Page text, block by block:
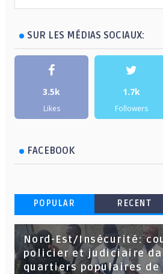
SUR LES MÉDIAS SOCIAUX:
3.5k
Likes
1.7k
Followers
FACEBOOK
POPULAR RECENT
Nord-Est/Insécurité:
policier et judiciaire
quartiers populaires de